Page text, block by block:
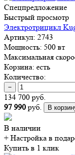
Спецпредложение
Быстрый просмотр
Электротрицикл
Артикул: 2743
Мощность: 500 вт
Максимальная
Корзина: есть
Количество:
−
134 700 руб.
97 990 руб. В
В наличии
+ Настройка в
Купить в 1 клик